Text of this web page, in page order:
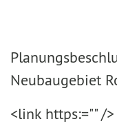
Neubaugebiet
<link https:="" />